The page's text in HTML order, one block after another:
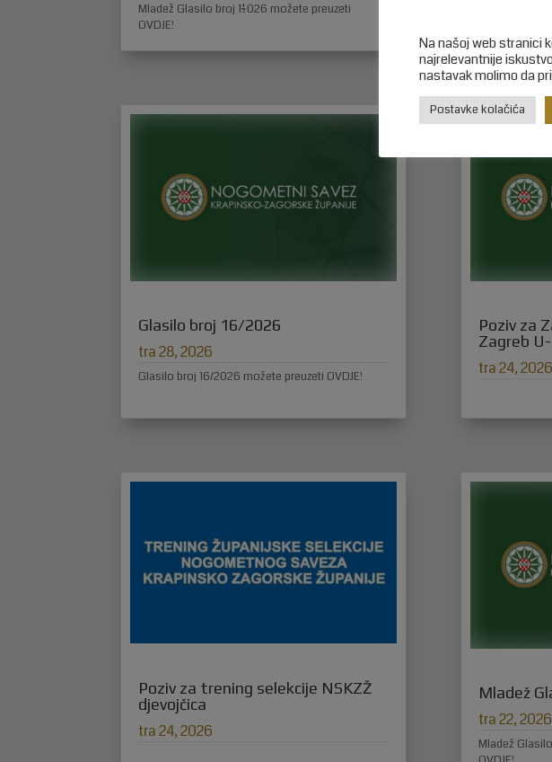
Mladež Glasilo broj 11/2026 možete preuzeti
OVDJE!
Glasilo broj 16/2026
tra 28, 2026
Glasilo broj 16/2026 možete preuzeti OVDJE!
Poziv za trening selekcije NSKZŽ
djevojčica
tra 24, 2026
Poziv za
Zagreb
tra 24, 2026
Mladež
tra 22, 2026
Mladež
Na našoj web stranici
najrelevantnije
nastavak molimo da
Postavke kolačića